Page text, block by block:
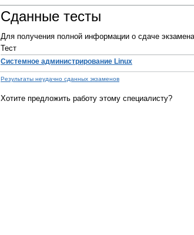
Сданные тесты
Для получения полной информации о сдаче
Тест
Системное администрирование Linux
Результаты неудачно сданных экзаменов
Хотите предложить работу этому специалисту?